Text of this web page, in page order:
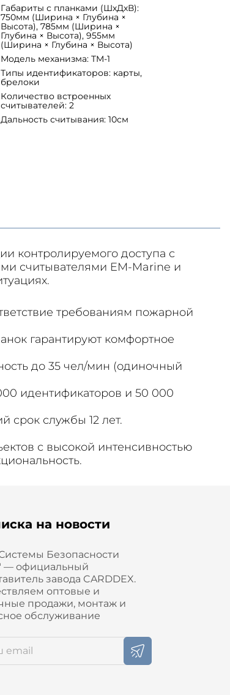
Габариты с планками (ШхДхВ):
750мм (Ширина × Глубина ×
Высота), 785мм (Ширина ×
Глубина × Высота), 955мм
(Ширина × Глубина × Высота)
Модель механизма: TM-1
Типы идентификаторов: карты,
брелоки
Количество встроенных
считывателей: 2
Дальность считывания: 10см
контролируемого доступа с
считывателями EM-Marine и
требованиям пожарной
гарантируют комфортное
до 35 чел/мин (одиночный
идентификаторов и 50 000
срок службы 12 лет.
с высокой интенсивностью
на новости
Безопасности
— официальный
завода CARDDEX.
оптовые и
продажи, монтаж и
обслуживание